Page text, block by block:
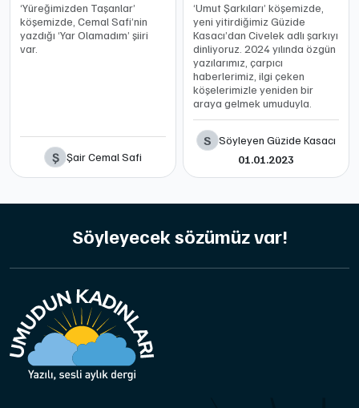
‘Yüreğimizden Taşanlar’
köşemizde, Cemal Safi’nin
yazdığı ‘Yar Olamadım’ şiiri
var.
Ş Şair Cemal Safi
‘Umut Şarkıları’ köşemizde,
yeni yitirdiğimiz Güzide
Kasacı’dan Civelek adlı şarkıyı
dinliyoruz. 2024 yılında özgün
yazılarımız, çarpıcı
haberlerimiz, ilgi çeken
köşelerimizle yeniden bir
araya gelmek umuduyla.
S Söyleyen Güzide Kasacı
01.01.2023
Söyleyecek sözümüz var!